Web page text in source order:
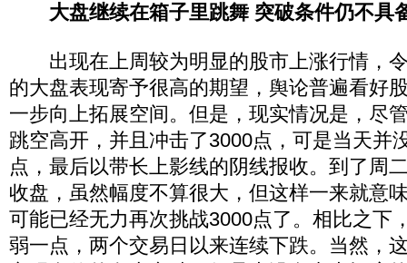
大盘继续在箱子里跳舞 突破条件仍不具
出现在上周较为明显的股市上涨行情，
的大盘表现寄予很高的期望，舆论普遍看好
一步向上拓展空间。但是，现实情况是，尽
跳空高开，并且冲击了3000点，可是当天并
点，最后以带长上影线的阴线报收。到了周
收盘，虽然幅度不算很大，但这样一来就意
可能已经无力再次挑战3000点了。相比之下
弱一点，两个交易日以来连续下跌。当然，